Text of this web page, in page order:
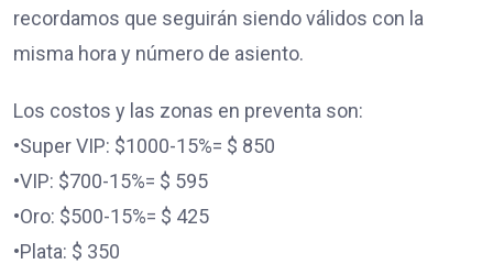
recordamos que seguirán siendo válidos con la
misma hora y número de asiento.
Los costos y las zonas en preventa son:
•Super VIP: $1000-15%= $ 850
•VIP: $700-15%= $ 595
•Oro: $500-15%= $ 425
•Plata: $ 350